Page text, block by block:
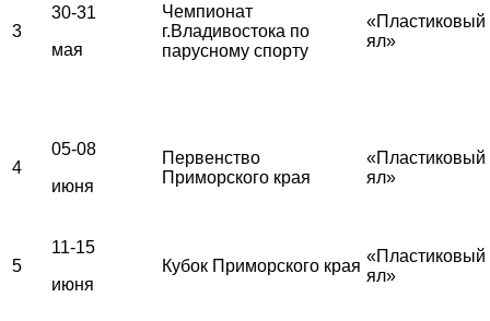
3
30-31
мая
Чемпионат
г.Владивостока по
парусному спорту
«Пластиковый
ял»
4
05-08
июня
Первенство
Приморского края
«Пластиковый
ял»
5
11-15
июня
Кубок Приморского края
«Пластиковый
ял»